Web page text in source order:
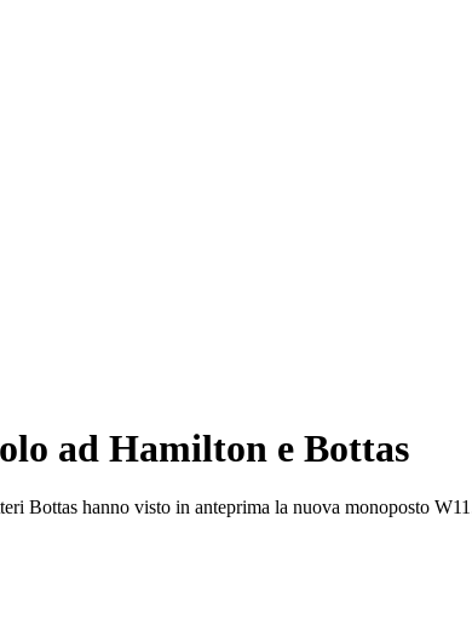
ad Hamilton e Bottas
Bottas hanno visto in anteprima la nuova monoposto